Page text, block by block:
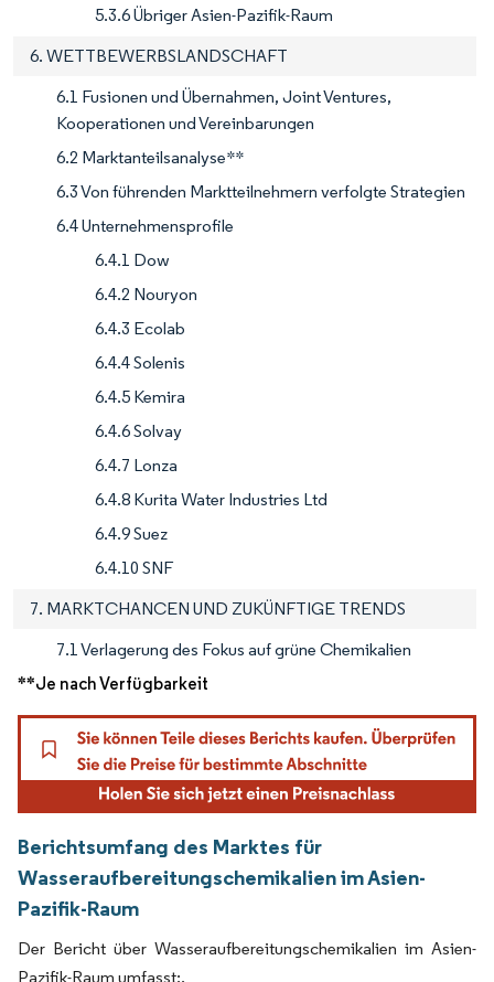
5.3.6 Übriger Asien-Pazifik-Raum
6. WETTBEWERBSLANDSCHAFT
6.1 Fusionen und Übernahmen, Joint Ventures,
Kooperationen und Vereinbarungen
6.2 Marktanteilsanalyse**
6.3 Von führenden Marktteilnehmern verfolgte Strategien
6.4 Unternehmensprofile
6.4.1 Dow
6.4.2 Nouryon
6.4.3 Ecolab
6.4.4 Solenis
6.4.5 Kemira
6.4.6 Solvay
6.4.7 Lonza
6.4.8 Kurita Water Industries Ltd
6.4.9 Suez
6.4.10 SNF
7. MARKTCHANCEN UND ZUKÜNFTIGE TRENDS
7.1 Verlagerung des Fokus auf grüne Chemikalien
**Je nach Verfügbarkeit
Berichtsumfang des Marktes für
Wasseraufbereitungschemikalien im Asien-
Pazifik-Raum
Der Bericht über Wasseraufbereitungschemikalien im Asien-
Pazifik-Raum umfasst:.